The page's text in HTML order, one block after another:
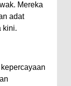
Mereka
adat
kini.